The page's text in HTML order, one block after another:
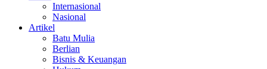
Internasional
Nasional
Artikel
Batu Mulia
Berlian
Bisnis & Keuangan